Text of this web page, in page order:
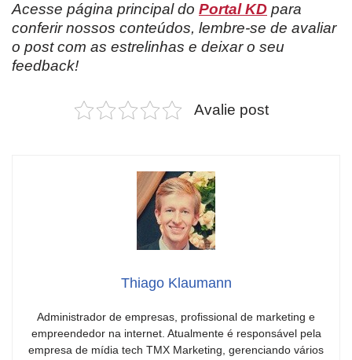
Acesse página principal do Portal KD para
conferir nossos conteúdos, lembre-se de avaliar
o post com as estrelinhas e deixar o seu
feedback!
Avalie post
Thiago Klaumann
Administrador de empresas, profissional de marketing e
empreendedor na internet. Atualmente é responsável pela
empresa de mídia tech TMX Marketing, gerenciando vários